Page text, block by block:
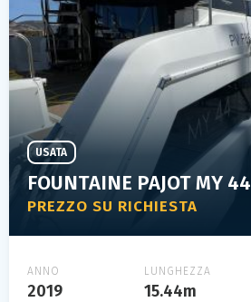
FOUNTAINE PAJOT MY 44
PREZZO SU RICHIESTA
USATA
ANNO
2019
LUNGHEZZA
15.44m